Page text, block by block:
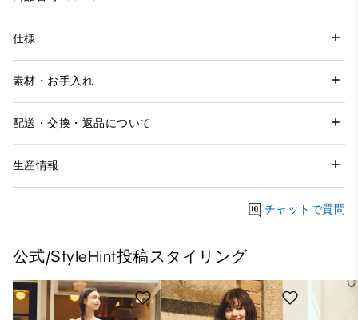
仕様
素材・お手入れ
配送・交換・返品について
生産情報
チャットで質問
公式/StyleHint投稿スタイリング